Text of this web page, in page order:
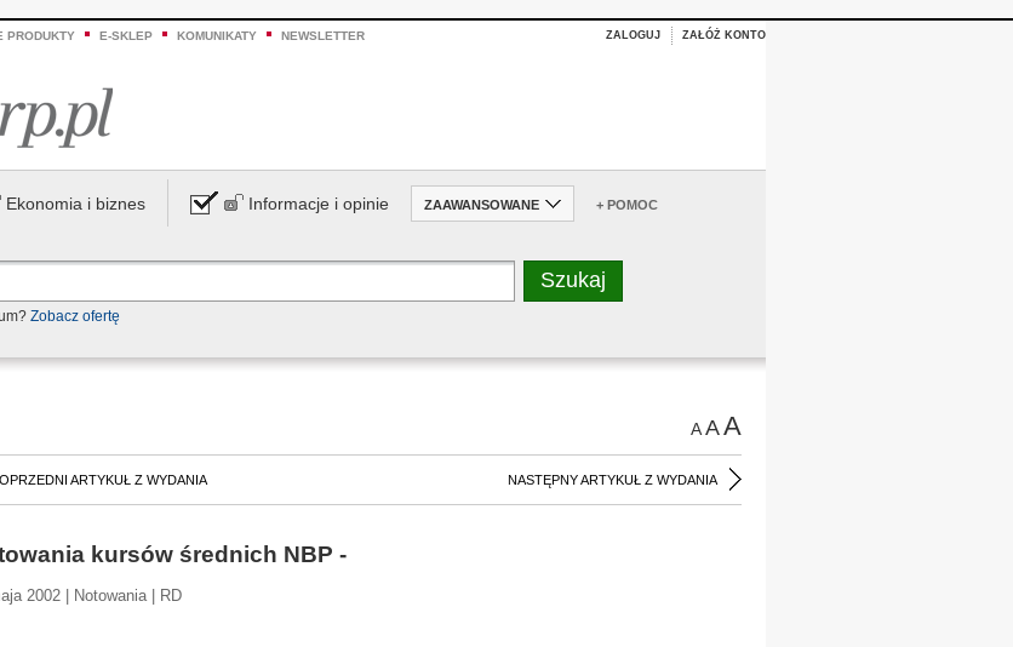
PRODUKTY E-SKLEP KOMUNIKATY NEWSLETTER ZALOGUJ ZAŁÓŻ KONTO
Ekonomia i biznes Informacje i opinie ZAAWANSOWANE + POMOC
Zobacz ofertę
AAA
ARTYKUŁ Z WYDANIA NASTĘPNY ARTYKUŁ Z WYDANIA
kursów średnich NBP -
2002 | Notowania | RD